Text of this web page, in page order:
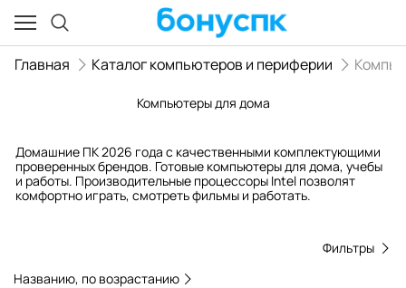
Главная Каталог компьютеров и периферии
Компьютеры для дома
Домашние ПК 2026 года с качественными комплектующими
проверенных брендов. Готовые компьютеры для дома, учебы
и работы. Производительные процессоры Intel позволят
комфортно играть, смотреть фильмы и работать.
Названию, по возрастанию
Фильтры